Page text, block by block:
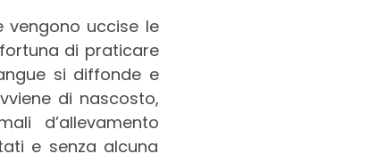
vengono uccise le
di praticare
si diffonde e
di nascosto,
d’allevamento
e senza alcuna